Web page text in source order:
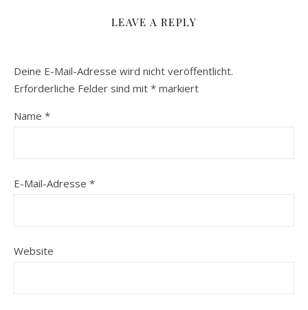
LEAVE A REPLY
Deine E-Mail-Adresse wird nicht veröffentlicht.
Erforderliche Felder sind mit * markiert
Name *
E-Mail-Adresse *
Website